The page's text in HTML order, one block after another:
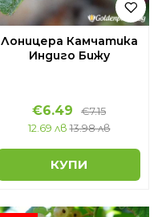
Лоницера Камчатика
Индиго Бижу
€6.49
€7.15
12.69 лв 13.98 лв
КУПИ